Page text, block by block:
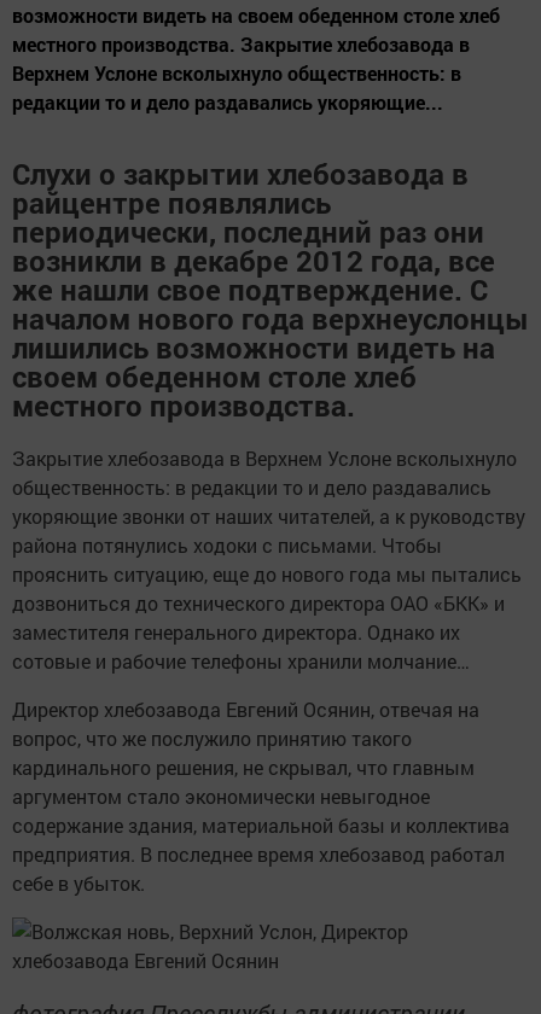
возможности видеть на своем обеденном столе хлеб
местного производства. Закрытие хлебозавода в
Верхнем Услоне всколыхнуло общественность: в
редакции то и дело раздавались укоряющие...
Слухи о закрытии хлебозавода в
райцентре появлялись
периодически, последний раз они
возникли в декабре 2012 года, все
же нашли свое подтверждение. С
началом нового года верхнеуслонцы
лишились возможности видеть на
своем обеденном столе хлеб
местного производства.
Закрытие хлебозавода в Верхнем Услоне всколыхнуло
общественность: в редакции то и дело раздавались
укоряющие звонки от наших читателей, а к руководству
района потянулись ходоки с письмами. Чтобы
прояснить ситуацию, еще до нового года мы пытались
дозвониться до технического директора ОАО «БКК» и
заместителя генерального директора. Однако их
сотовые и рабочие телефоны хранили молчание…
Директор хлебозавода Евгений Осянин, отвечая на
вопрос, что же послужило принятию такого
кардинального решения, не скрывал, что главным
аргументом стало экономически невыгодное
содержание здания, материальной базы и коллектива
предприятия. В последнее время хлебозавод работал
себе в убыток.